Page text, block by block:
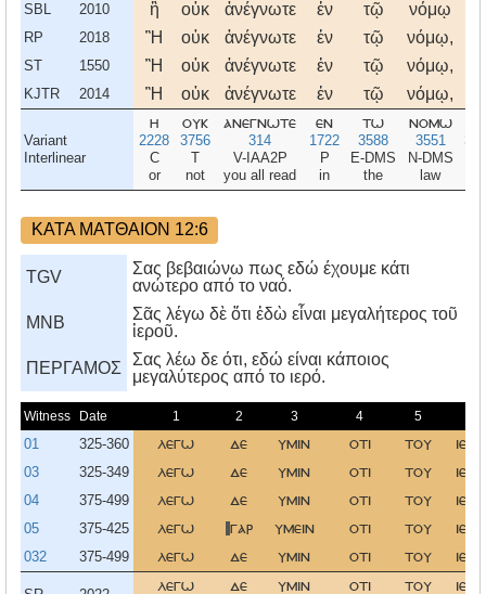
SBL 2010 ἢ οὐκ ἀνέγνωτε ἐν τῷ νόμῳ
RP 2018 Ἢ οὐκ ἀνέγνωτε ἐν τῷ νόμῳ,
ST 1550 Ἢ οὐκ ἀνέγνωτε ἐν τῷ νόμῳ,
KJTR 2014 Ἢ οὐκ ἀνέγνωτε ἐν τῷ νόμῳ,
Variant
Interlinear
η
2228
C
or
ουκ
3756
T
not
ανεγνωτε
314
V-IAA2P
you all read
εν
1722
P
in
τω
3588
E-DMS
the
νομω
3551
N-DMS
law
ΚΑΤΑ ΜΑΤΘΑΙΟΝ 12:6
TGV
Σας βεβαιώνω πως εδώ έχουμε κάτι
ανώτερο από το ναό.
MNB
Σᾶς λέγω δὲ ὅτι ἐδὼ εἶναι μεγαλήτερος τοῦ
ἱεροῦ.
ΠΕΡΓΑΜΟΣ
Σας λέω δε ότι, εδώ είναι κάποιος
μεγαλύτερος από το ιερό.
Witness Date 1 2 3 4 5
01 325-360 λεγω δε υμιν οτι του
03 325-349 λεγω δε υμιν οτι του
04 375-499 λεγω δε υμιν οτι του
05 375-425 λεγω γαρ υμειν οτι του
032 375-499 λεγω δε υμιν οτι του
λεγω δε υμιν οτι του